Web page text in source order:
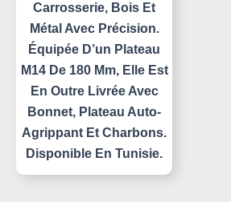
Carrosserie, Bois Et
Métal Avec Précision.
Équipée D’un Plateau
M14 De 180 Mm, Elle Est
En Outre Livrée Avec
Bonnet, Plateau Auto-
Agrippant Et Charbons.
Disponible En Tunisie.